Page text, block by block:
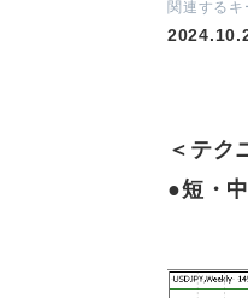
関連するキ
＜テク
●短・